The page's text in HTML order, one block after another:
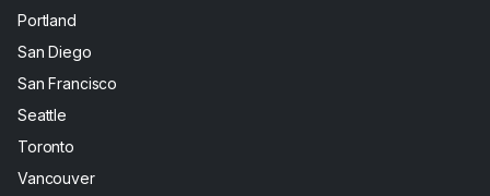
Portland
San Diego
San Francisco
Seattle
Toronto
Vancouver